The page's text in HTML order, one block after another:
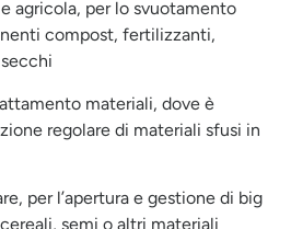
agricola, per lo svuotamento
compost, fertilizzanti,
materiali, dove è
regolare di materiali sfusi in
per l’apertura e gestione di big
semi o altri materiali